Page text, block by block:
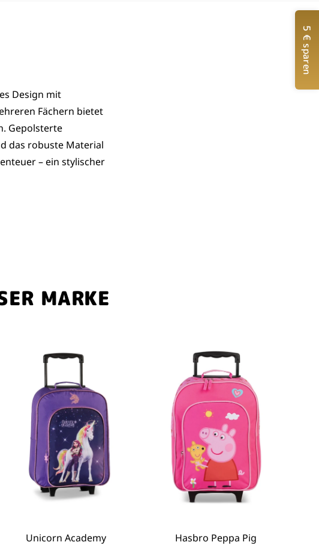
Design mit
Fächern bietet
Gepolsterte
das robuste Material
– ein stylischer
MARKE
Anbieter:
Unicorn Academy Anbieter:
Hasbro Peppa Pig
5 € sparen